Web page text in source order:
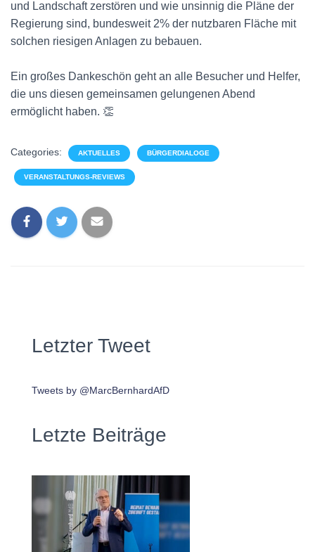
und Landschaft zerstören und wie unsinnig die Pläne der
Regierung sind, bundesweit 2% der nutzbaren Fläche mit
solchen riesigen Anlagen zu bebauen.
Ein großes Dankeschön geht an alle Besucher und Helfer,
die uns diesen gemeinsamen gelungenen Abend
ermöglicht haben. 👏
Categories: AKTUELLES BÜRGERDIALOGE
VERANSTALTUNGS-REVIEWS
Letzter Tweet
Tweets by @MarcBernhardAfD
Letzte Beiträge